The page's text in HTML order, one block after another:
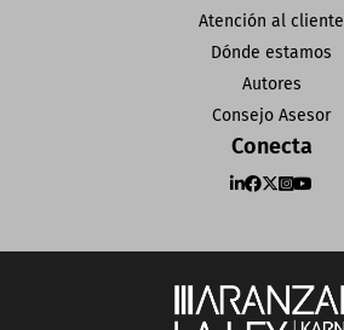
Atención al cliente
Dónde estamos
Autores
Consejo Asesor
Conecta